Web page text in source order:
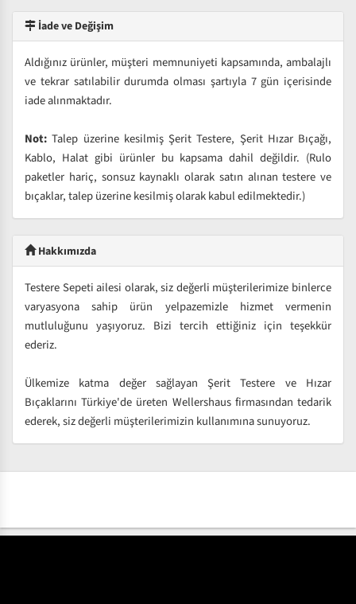
İade ve Değişim
Aldığınız ürünler, müşteri memnuniyeti kapsamında, ambalajlı
ve tekrar satılabilir durumda olması şartıyla 7 gün içerisinde
iade alınmaktadır.
Not: Talep üzerine kesilmiş Şerit Testere, Şerit Hızar Bıçağı,
Kablo, Halat gibi ürünler bu kapsama dahil değildir. (Rulo
paketler hariç, sonsuz kaynaklı olarak satın alınan testere ve
bıçaklar, talep üzerine kesilmiş olarak kabul edilmektedir.)
Hakkımızda
Testere Sepeti ailesi olarak, siz değerli müşterilerimize binlerce
varyasyona sahip ürün yelpazemizle hizmet vermenin
mutluluğunu yaşıyoruz. Bizi tercih ettiğiniz için teşekkür
ederiz.
Ülkemize katma değer sağlayan Şerit Testere ve Hızar
Bıçaklarını Türkiye'de üreten Wellershaus firmasından tedarik
ederek, siz değerli müşterilerimizin kullanımına sunuyoruz.